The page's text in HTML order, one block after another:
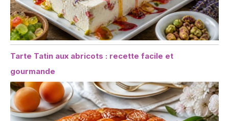
Tarte Tatin aux abricots : recette facile et
gourmande